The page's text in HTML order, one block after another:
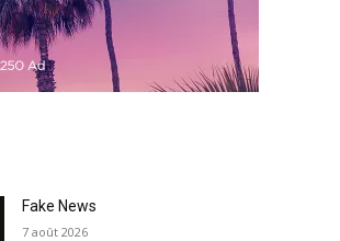
Fake News
7 août 2026